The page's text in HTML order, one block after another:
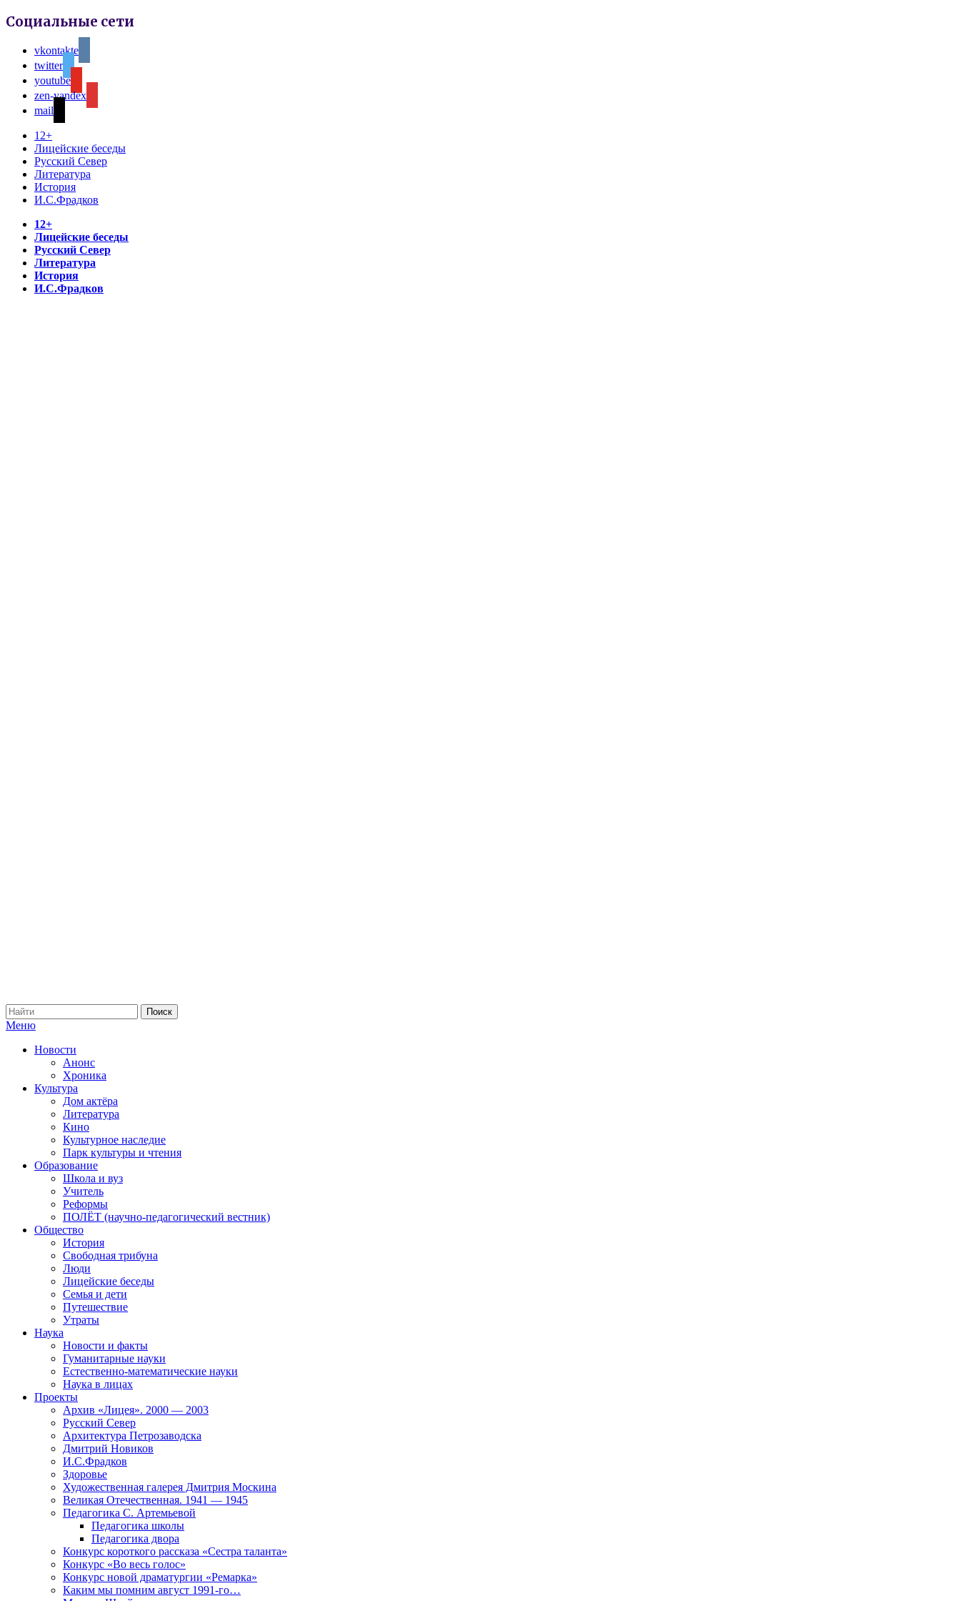
Социальные сети
vkontakte
twitter
youtube
zen-yandex
mail
12+
Лицейские беседы
Русский Север
Литература
История
И.С.Фрадков
12+
Лицейские беседы
Русский Север
Литература
История
И.С.Фрадков
Меню
Новости
Анонс
Хроника
Культура
Дом актёра
Литература
Кино
Культурное наследие
Парк культуры и чтения
Образование
Школа и вуз
Учитель
Реформы
ПОЛЁТ (научно-педагогический вестник)
Общество
История
Свободная трибуна
Люди
Лицейские беседы
Семья и дети
Путешествие
Утраты
Наука
Новости и факты
Гуманитарные науки
Естественно-математические науки
Наука в лицах
Проекты
Архив «Лицея». 2000 — 2003
Русский Север
Архитектура Петрозаводска
Дмитрий Новиков
И.С.Фрадков
Здоровье
Художественная галерея Дмитрия Москина
Великая Отечественная. 1941 — 1945
Педагогика С. Артемьевой
Педагогика школы
Педагогика двора
Конкурс короткого рассказа «Сестра таланта»
Конкурс «Во весь голос»
Конкурс новой драматургии «Ремарка»
Каким мы помним август 1991-го…